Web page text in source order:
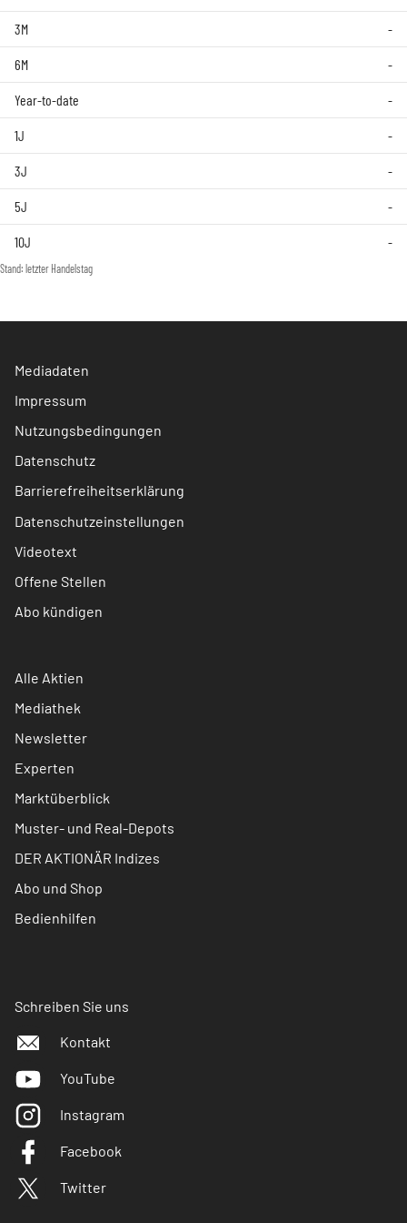
3M -
6M -
Year-to-date -
1J -
3J -
5J -
10J -
Stand: letzter Handelstag
Mediadaten
Impressum
Nutzungsbedingungen
Datenschutz
Barrierefreiheitserklärung
Datenschutzeinstellungen
Videotext
Offene Stellen
Abo kündigen
Alle Aktien
Mediathek
Newsletter
Experten
Marktüberblick
Muster- und Real-Depots
DER AKTIONÄR Indizes
Abo und Shop
Bedienhilfen
Schreiben Sie uns
Kontakt
YouTube
Instagram
Facebook
Twitter